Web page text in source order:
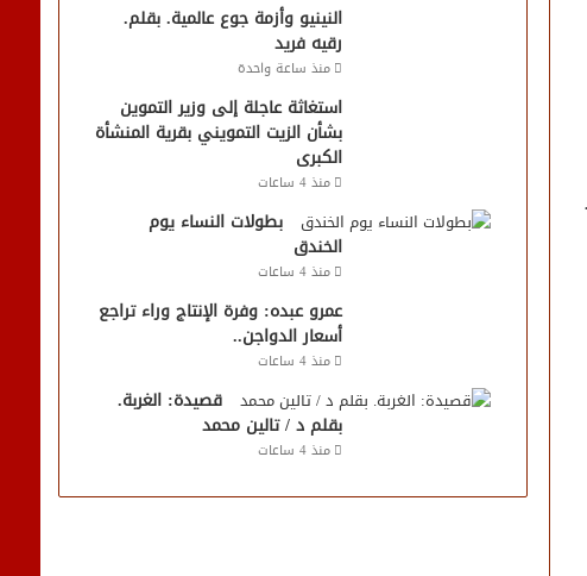
النينيو وأزمة جوع عالمية. بقلم.
رقيه فريد
منذ ساعة واحدة
استغاثة عاجلة إلى وزير التموين
بشأن الزيت التمويني بقرية المنشأة
الكبرى
منذ 4 ساعات
بطولات النساء يوم
الخندق
منذ 4 ساعات
عمرو عبده: وفرة الإنتاج وراء تراجع
أسعار الدواجن..
منذ 4 ساعات
قصيدة: الغربة.
بقلم د / تالين محمد
منذ 4 ساعات